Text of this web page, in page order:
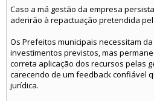
Caso a má gestão da empresa
aderirão à repactuação pretendida
Os Prefeitos municipais necessitam
investimentos previstos, mas
correta aplicação dos recursos pelas
carecendo de um feedback confiável
jurídica.